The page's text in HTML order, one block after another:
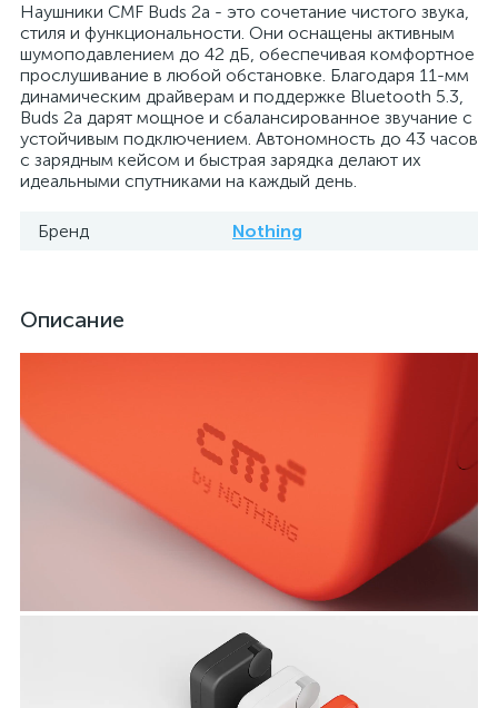
Наушники CMF Buds 2a - это сочетание чистого звука,
стиля и функциональности. Они оснащены активным
шумоподавлением до 42 дБ, обеспечивая комфортное
прослушивание в любой обстановке. Благодаря 11-мм
динамическим драйверам и поддержке Bluetooth 5.3,
Buds 2a дарят мощное и сбалансированное звучание с
устойчивым подключением. Автономность до 43 часов
с зарядным кейсом и быстрая зарядка делают их
идеальными спутниками на каждый день.
Бренд Nothing
Описание